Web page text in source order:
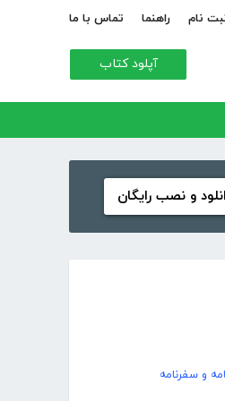
نام راهنما تماس با ما
آپلود کتاب
و نصب رایگان
و سفرنامه